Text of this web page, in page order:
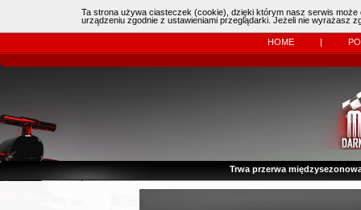
| Kierowcy: 11483dzisiaj: (0)
Online:
HOME |
Trwa przerwa
Ta strona używa ciasteczek (cookie), dzięki którym nasz serwis
urządzeniu zgodnie z ustawieniami przeglądarki. Jeżeli nie wyrażasz